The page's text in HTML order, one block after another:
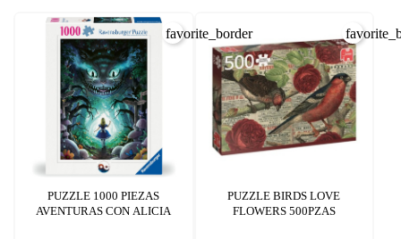
PUZZLE 1000 PIEZAS
AVENTURAS CON ALICIA
favorite_border
PUZZLE BIRDS LOVE
FLOWERS 500PZAS